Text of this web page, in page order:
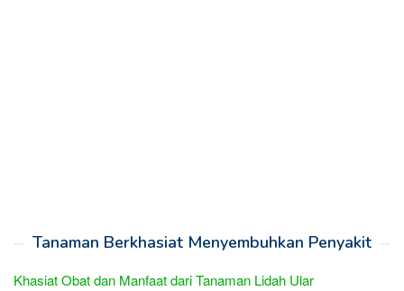
Tanaman Berkhasiat Menyembuhkan Penyakit
Khasiat Obat dan Manfaat dari Tanaman Lidah Ular